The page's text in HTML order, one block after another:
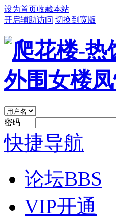
设为首页收藏本站
开启辅助访问 切换到宽版
密码
快捷导航
论坛BBS
VIP开通